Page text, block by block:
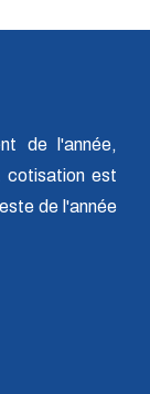
de l'année,
cotisation est
de l'année